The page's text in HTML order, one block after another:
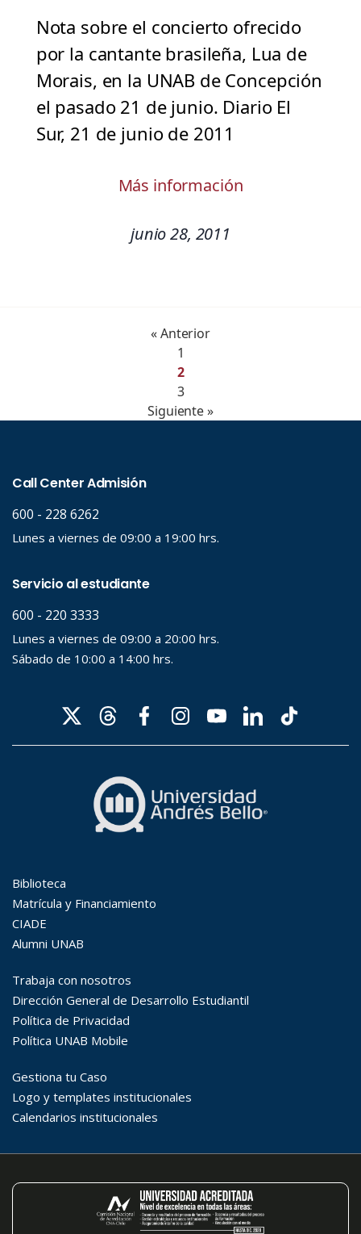
Nota sobre el concierto ofrecido
por la cantante brasileña, Lua de
Morais, en la UNAB de Concepción
el pasado 21 de junio. Diario El
Sur, 21 de junio de 2011
Más información
junio 28, 2011
« Anterior
1
2
3
Siguiente »